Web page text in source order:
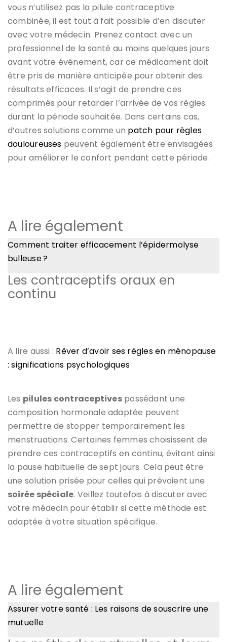
vous n’utilisez pas la pilule contraceptive
combinée, il est tout à fait possible d’en discuter
avec votre médecin. Prenez contact avec un
professionnel de la santé au moins quelques jours
avant votre événement, car ce médicament doit
être pris de manière anticipée pour obtenir des
résultats efficaces. Il s’agit de prendre ces
comprimés pour retarder l’arrivée de vos règles
durant la période souhaitée. Dans certains cas,
d’autres solutions comme un patch pour règles
douloureuses peuvent également être envisagées
pour améliorer le confort pendant cette période.
A lire également
Comment traiter efficacement l’épidermolyse
bulleuse ?
Les contraceptifs oraux en
continu
A lire aussi : Rêver d’avoir ses règles en ménopause
: significations psychologiques
Les pilules contraceptivespossédant une
composition hormonale adaptée peuvent
permettre de stopper temporairement les
menstruations. Certaines femmes choisissent de
prendre ces contraceptifs en continu, évitant ainsi
la pause habituelle de sept jours. Cela peut être
une solution prisée pour celles qui prévoient une
soirée spéciale. Veillez toutefois à discuter avec
votre médecin pour établir si cette méthode est
adaptée à votre situation spécifique.
A lire également
Assurer votre santé : Les raisons de souscrire une
mutuelle